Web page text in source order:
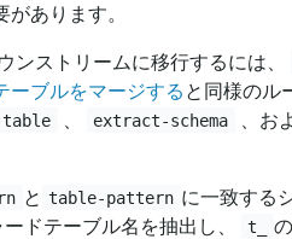
あります。
ンストリームに移行するには、
ーブルをマージする と同様のル
extract-schema 、お
と table-pattern に一致する
ドテーブル名を抽出し、 t_